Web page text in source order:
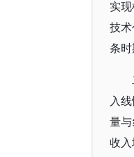
实
技术
条时
入
量
收